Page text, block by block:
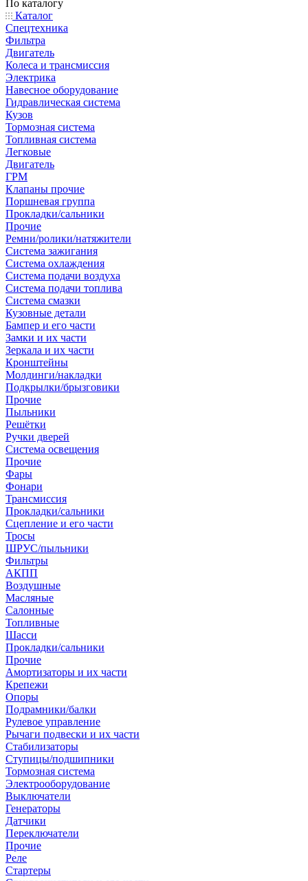
По каталогу
Каталог
Спецтехника
Фильтра
Двигатель
Колеса и трансмиссия
Электрика
Навесное оборудование
Гидравлическая система
Кузов
Тормозная система
Топливная система
Легковые
Двигатель
ГРМ
Клапаны прочие
Поршневая группа
Прокладки/сальники
Прочие
Ремни/ролики/натяжители
Система зажигания
Система охлаждения
Система подачи воздуха
Система подачи топлива
Система смазки
Кузовные детали
Бампер и его части
Замки и их части
Зеркала и их части
Кронштейны
Молдинги/накладки
Подкрылки/брызговики
Прочие
Пыльники
Решётки
Ручки дверей
Система освещения
Прочие
Фары
Фонари
Трансмиссия
Прокладки/сальники
Сцепление и его части
Тросы
ШРУС/пыльники
Фильтры
АКПП
Воздушные
Масляные
Салонные
Топливные
Шасси
Прокладки/сальники
Прочие
Амортизаторы и их части
Крепежи
Опоры
Подрамники/балки
Рулевое управление
Рычаги подвески и их части
Стабилизаторы
Ступицы/подшипники
Тормозная система
Электрооборудование
Выключатели
Генераторы
Датчики
Переключатели
Прочие
Реле
Стартеры